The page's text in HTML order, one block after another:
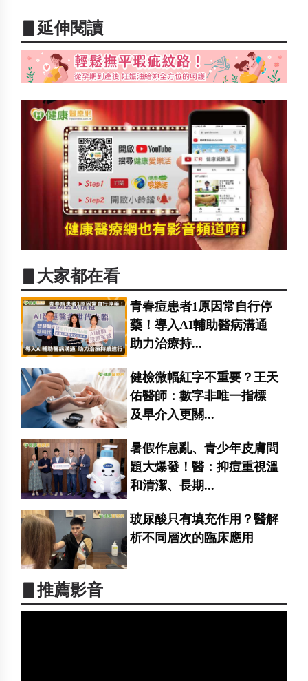
▋延伸閱讀
▋大家都在看
青春痘患者1原因常自行停
藥！導入AI輔助醫病溝通
助力治療持...
健檢微幅紅字不重要？王天
佑醫師：數字非唯一指標
及早介入更關...
暑假作息亂、青少年皮膚問
題大爆發！醫：抑痘重視溫
和清潔、長期...
玻尿酸只有填充作用？醫解
析不同層次的臨床應用
▋推薦影音